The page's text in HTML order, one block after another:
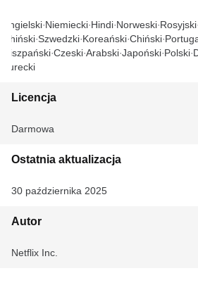
Angielski Niemiecki Hindi Norweski Rosyjski
Chiński Szwedzki Koreański Chiński
Hiszpański Czeski Arabski Japoński Polski
Turecki
Licencja
Darmowa
Ostatnia aktualizacja
30 października 2025
Autor
Netflix Inc.